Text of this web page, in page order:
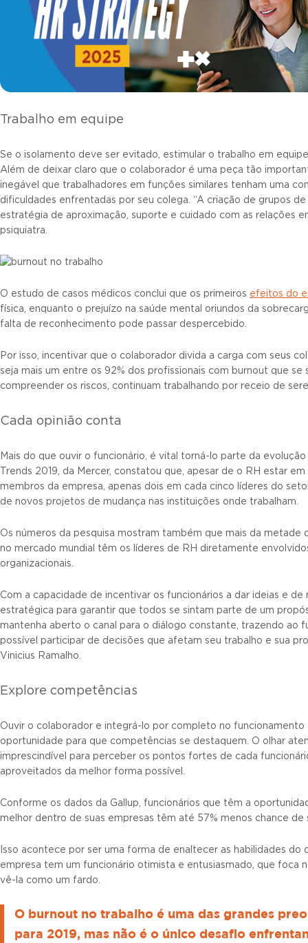
Trabalho em equipe
Se o isolamento deve ser evitado, estimular o trabalho em
Além de deixar claro que o colaborador é uma peça tão
inegável que trabalhadores em funções similares tenham uma
dificuldades enfrentadas por seu colega. “A criação de grupos
estratégia de aproximação, suporte e cuidado com as relações
psiquiatra.
O estudo de casos médicos conclui que os primeiros efeitos do
física, enquanto o prejuízo na saúde mental oriundos da
falta de reconhecimento pode passar despercebido.
Por isso, incentivar que o colaborador divida a carga com seus
seja mais um entre os 92% dos profissionais com burnout que se
compreender os riscos, continuam trabalhando por receio de
Cada opinião conta
Mais do que ouvir o funcionário, é vital torná-lo parte da
Trends 2019, da Mercer, constatou que, apesar de o RH estar
membros da empresa, apenas dois em cada cinco líderes do
de novos projetos de mudança nas instituições onde trabalham.
Os números da pesquisa mostram também que mais da metade
no mercado mundial têm os líderes de RH diretamente
organizacionais.
Com a capacidade de incentivar os funcionários a dar ideias e
estratégica para garantir que todos se sintam parte de um
mantenha aberto o canal para o diálogo constante, trazendo ao
possível participar de decisões que afetam seu trabalho e sua
Vinicius Ramalho.
Explore competências
Ouvir o colaborador e integrá-lo por completo no
oportunidade para que competências se destaquem. O olhar
imprescindível para perceber os pontos fortes de cada
aproveitados da melhor forma possível.
Conforme os dados da Gallup, funcionários que têm a
melhor dentro de suas empresas têm até 57% menos chance
Isso acontece por ser uma forma de enaltecer as habilidades do
empresa tem um funcionário otimista e entusiasmado, que foca
vê-la como um fardo.
O burnout no trabalho é uma das grandes
para 2019, mas não é o único desafio